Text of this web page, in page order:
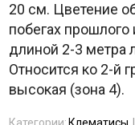
20 см. Цветение
побегах прошлого
длиной 2-3 метра
Относится ко 2-й
высокая (зона 4).